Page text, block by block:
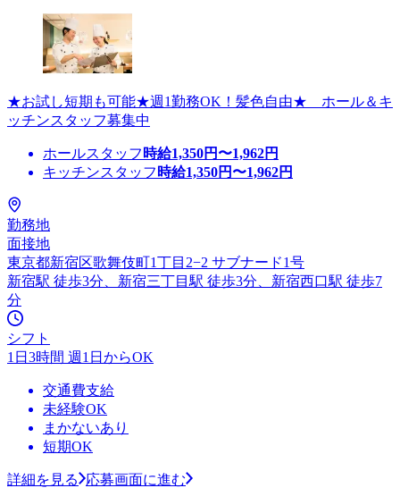
★お試し短期も可能★週1勤務OK！髪色自由★ ホール＆キ
ッチンスタッフ募集中
ホールスタッフ 時給1,350円〜1,962円
キッチンスタッフ 時給1,350円〜1,962円
勤務地
面接地
東京都新宿区歌舞伎町1丁目2−2 サブナード1号
新宿駅 徒歩3分、新宿三丁目駅 徒歩3分、新宿西口駅 徒歩7
分
シフト
1日3時間 週1日からOK
交通費支給
未経験OK
まかないあり
短期OK
詳細を見る 応募画面に進む